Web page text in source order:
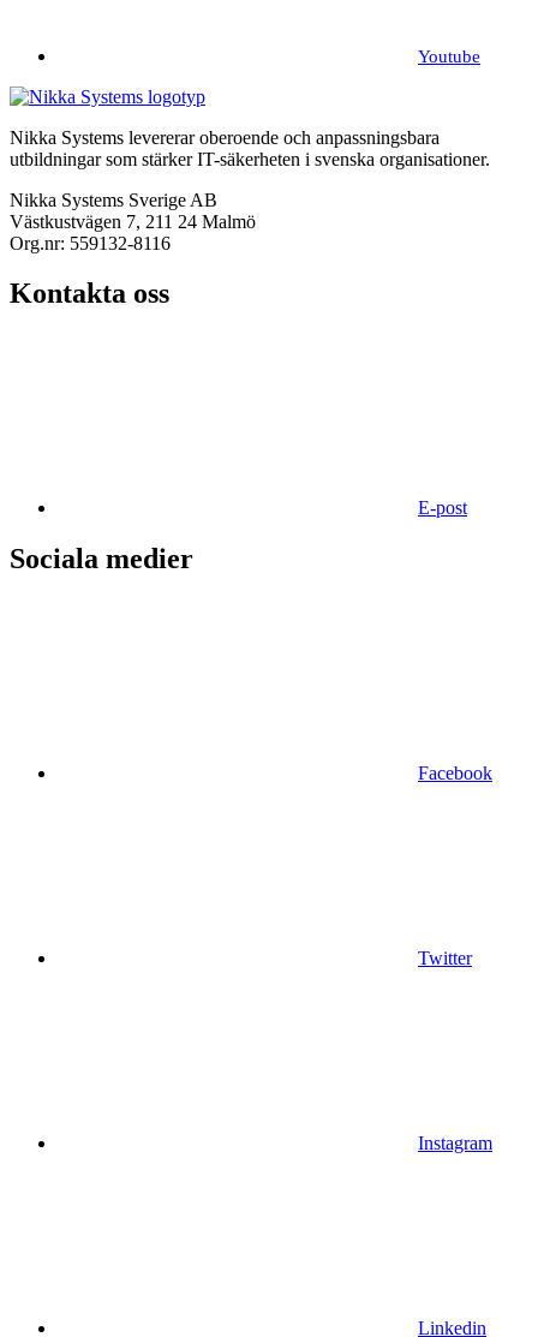
Youtube
Nikka Systems levererar oberoende och anpassningsbara
utbildningar som stärker IT-säkerheten i svenska organisationer.
Nikka Systems Sverige AB
Västkustvägen 7, 211 24 Malmö
Org.nr: 559132-8116
Kontakta oss
E-post
Sociala medier
Facebook
Twitter
Instagram
Linkedin